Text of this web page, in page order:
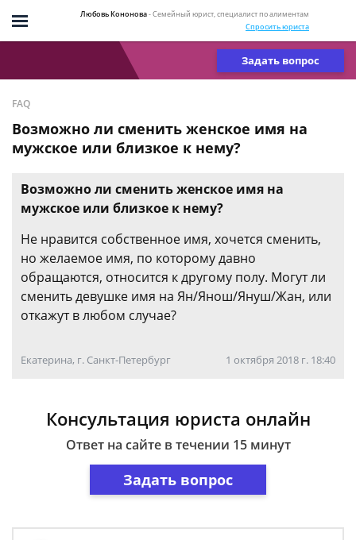
Любовь Кононова- Семейный юрист, специалист по алиментам
Спросить юриста
Задать вопрос
FAQ
Возможно ли сменить женское имя на
мужское или близкое к нему?
Возможно ли сменить женское имя на
мужское или близкое к нему?
Не нравится собственное имя, хочется сменить,
но желаемое имя, по которому давно
обращаются, относится к другому полу. Могут ли
сменить девушке имя на Ян/Янош/Януш/Жан, или
откажут в любом случае?
Екатерина, г. Санкт-Петербург 1 октября 2018 г. 18:40
Консультация юриста онлайн
Ответ на сайте в течении 15 минут
Задать вопрос